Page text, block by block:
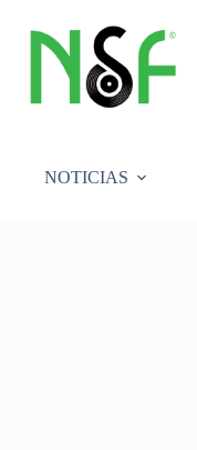
contenido
NOTICIAS